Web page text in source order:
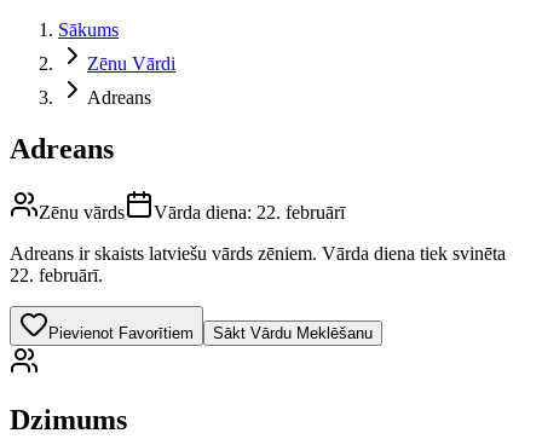
Sākums
Zēnu Vārdi
Adreans
Adreans
Zēnu vārds Vārda diena: 22. februārī
Adreans ir skaists latviešu vārds zēniem. Vārda diena tiek svinēta
22. februārī.
Pievienot Favorītiem Sākt Vārdu Meklēšanu
Dzimums